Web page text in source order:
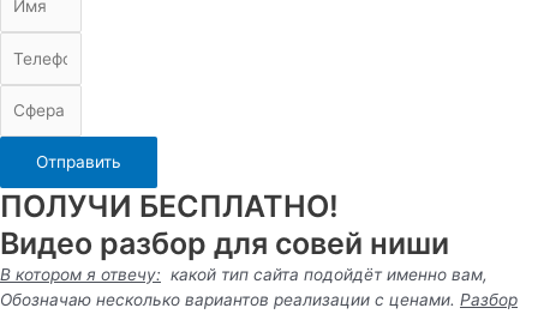
Отправить
ПОЛУЧИ БЕСПЛАТНО!
Видео разбор для совей ниши
В котором я отвечу: какой тип сайта подойдёт именно вам,
Обозначаю несколько вариантов реализации с ценами. Разбор